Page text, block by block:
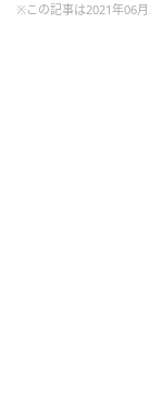
※この記事は2021年06